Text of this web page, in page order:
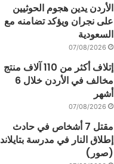
الأردن يدين هجوم الحوثيين
على نجران ويؤكد تضامنه مع
السعودية
07/08/2026
إتلاف أكثر من 110 آلاف منتج
مخالف في الأردن خلال 6
أشهر
07/08/2026
مقتل 7 أشخاص في حادث
إطلاق النار في مدرسة بتايلاند
(صور)